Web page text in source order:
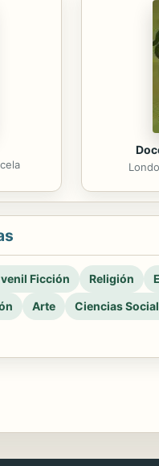
Ficción Religión
Arte Ciencias